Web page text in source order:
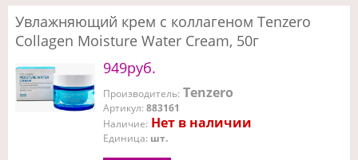
Увлажняющий крем с коллагеном Tenzero
Collagen Moisture Water Cream, 50г
949руб.
Производитель: Tenzero
Артикул: 883161
Наличие: Нет в наличии
Единица: шт.